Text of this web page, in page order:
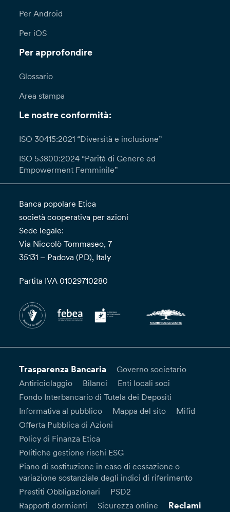
Per Android
Per iOS
Per approfondire
Glossario
Area stampa
Le nostre conformità:
ISO 30415:2021 “Diversità e inclusione”
ISO 53800:2024 “Parità di Genere ed
Empowerment Femminile”
Banca popolare Etica
società cooperativa per azioni
Sede legale:
Via Niccolò Tommaseo, 7
35131 – Padova (PD), Italy
Partita IVA 01029710280
Trasparenza Bancaria
Governo societario
Antiriciclaggio
Bilanci
Enti locali soci
Fondo Interbancario di Tutela dei Depositi
Informativa al pubblico
Mappa del sito
Mifid
Offerta Pubblica di Azioni
Policy di Finanza Etica
Politiche gestione rischi ESG
Piano di sostituzione in caso di cessazione o
variazione sostanziale degli indici di riferimento
Prestiti Obbligazionari
PSD2
Rapporti dormienti
Sicurezza online Reclami